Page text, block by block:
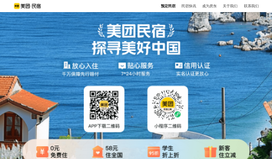
预定民宿 民宿快讯 成为房东 关于我们 联系我们